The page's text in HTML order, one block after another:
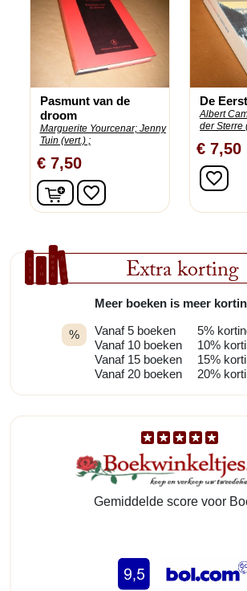
Extra korting
%
Meer boeken is meer
Vanaf 5 boeken
Vanaf 10 boeken
Vanaf 15 boeken
Vanaf 20 boeken
5%
10%
15%
20%
Gemiddelde score voor
Pasmunt van de
droom
Marguerite Yourcenar; Jenny
Tuin (vert.) ;
€ 7,50
In winkelwagen
favorite_border
De
Albert
der Sterre
€ 7,50
favorite_border